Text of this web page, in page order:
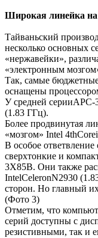
Широкая линейка
Тайваньский
несколько основных
«нержавейки»,
«электронным
Так, самые
оснащены
У средней серииAPC-
(1.83 ГГц).
Более продвинутая
«мозгом» Intel
В особое
сверхтонкие и
3X85B. Они также
IntelCeleronN2930
сторон. Но главный
(Фото 3)
Отметим, что
серий доступны с
резистивными, так и